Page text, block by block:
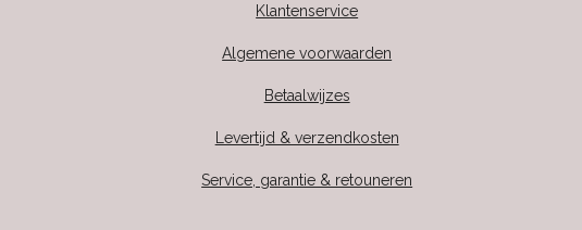
Klantenservice
Algemene voorwaarden
Betaalwijzes
Levertijd & verzendkosten
Service, garantie & retouneren